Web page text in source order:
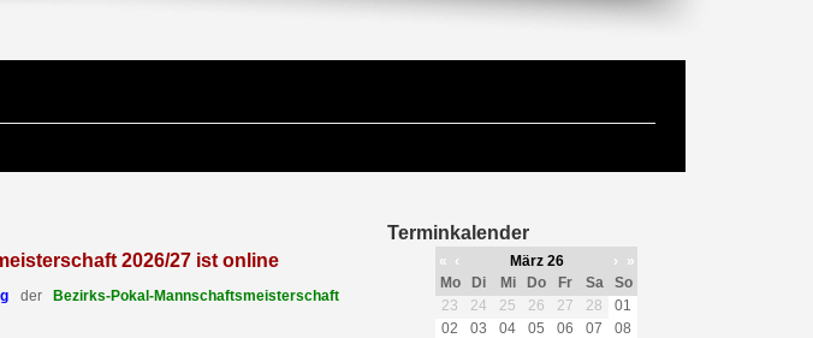
2026/27 ist online
derBezirks-Pokal-Mannschaftsmeisterschaft
Terminkalender
« ‹ März 26 ›
»
Mo
Di Mi Do Fr Sa
So
23
24 25 26 27 28
01
02
03 04 05 06 07
08